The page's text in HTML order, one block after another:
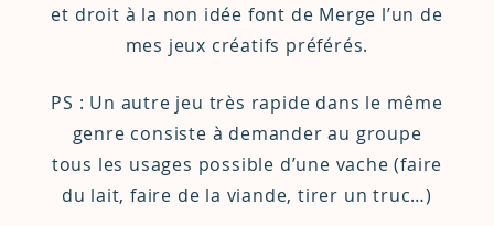
et droit à la non idée font de Merge l’un de
mes jeux créatifs préférés.
PS : Un autre jeu très rapide dans le même
genre consiste à demander au groupe
tous les usages possible d’une vache (faire
du lait, faire de la viande, tirer un truc…)